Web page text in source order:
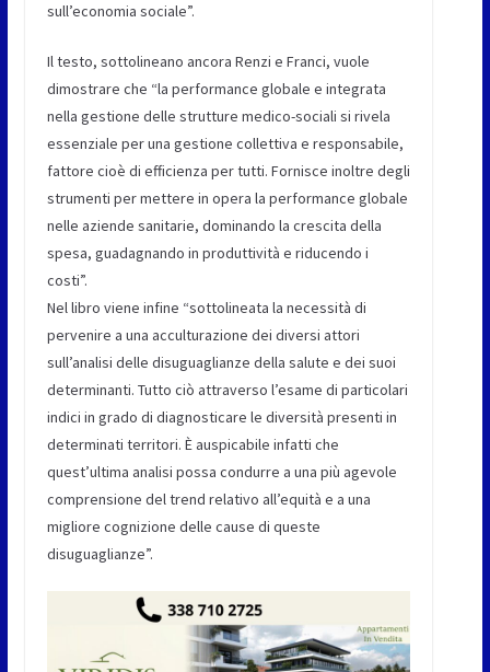
sull’economia sociale”.
Il testo, sottolineano ancora Renzi e Franci, vuole
dimostrare che “la performance globale e integrata
nella gestione delle strutture medico-sociali si rivela
essenziale per una gestione collettiva e responsabile,
fattore cioè di efficienza per tutti. Fornisce inoltre degli
strumenti per mettere in opera la performance globale
nelle aziende sanitarie, dominando la crescita della
spesa, guadagnando in produttività e riducendo i
costi”.
Nel libro viene infine “sottolineata la necessità di
pervenire a una acculturazione dei diversi attori
sull’analisi delle disuguaglianze della salute e dei suoi
determinanti. Tutto ciò attraverso l’esame di particolari
indici in grado di diagnosticare le diversità presenti in
determinati territori. È auspicabile infatti che
quest’ultima analisi possa condurre a una più agevole
comprensione del trend relativo all’equità e a una
migliore cognizione delle cause di queste
disuguaglianze”.